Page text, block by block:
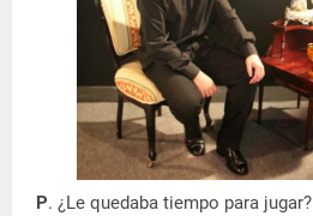
P. ¿Le quedaba tiempo para jugar?